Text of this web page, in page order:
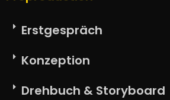
Erstgespräch
Konzeption
Drehbuch & Storyboard